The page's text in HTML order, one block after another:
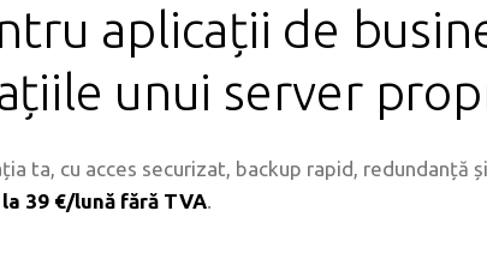
aplicații de
unui server
ta, cu acces securizat, backup rapid, redundanță și
39 €/lună fără TVA.